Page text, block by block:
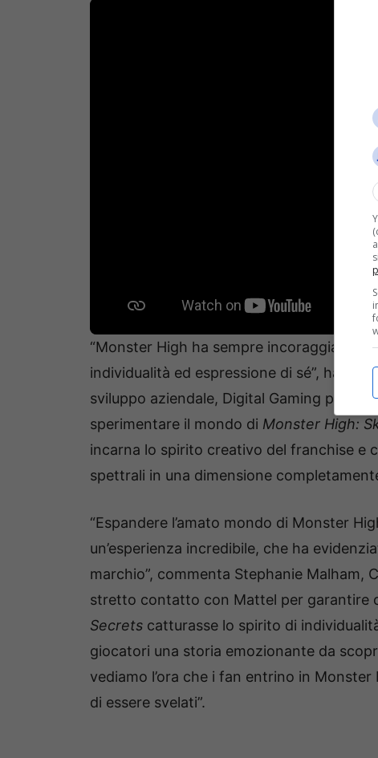
“Monster High ha sempre incoraggiato i
individualità ed espressione di sé”, ha
sviluppo aziendale, Digital Gaming
sperimentare il mondo di Monster High:
incarna lo spirito creativo del franchise e
spettrali in una dimensione
“Espandere l’amato mondo di Monster
un’esperienza incredibile, che ha
marchio”, commenta Stephanie Malham,
stretto contatto con Mattel per garantire
Secrets catturasse lo spirito di
giocatori una storia emozionante da
vediamo l’ora che i fan entrino in
di essere svelati”.